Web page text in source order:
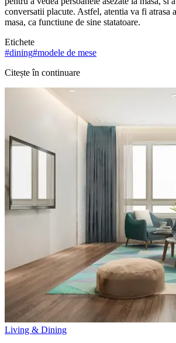
conversatii placute. Astfel, atentia va fi atrasa
masa, ca functiune de sine statatoare.
Etichete
#dining#modele de mese
Citește în continuare
Living & Dining